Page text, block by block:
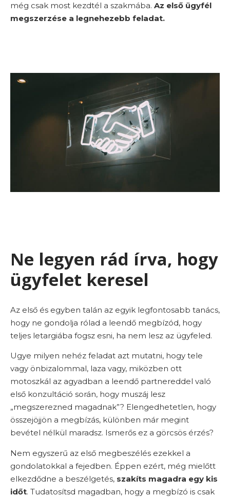
még csak most kezdtél a szakmába. Az első ügyfél
megszerzése a legnehezebb feladat.
Ne legyen rád írva, hogy
ügyfelet keresel
Az első és egyben talán az egyik legfontosabb tanács,
hogy ne gondolja rólad a leendő megbízód, hogy
teljes letargiába fogsz esni, ha nem lesz az ügyfeled.
Ugye milyen nehéz feladat azt mutatni, hogy tele
vagy önbizalommal, laza vagy, miközben ott
motoszkál az agyadban a leendő partnereddel való
első konzultáció során, hogy muszáj lesz
„megszerezned magadnak”? Elengedhetetlen, hogy
összejöjjön a megbízás, különben már megint
bevétel nélkül maradsz. Ismerős ez a görcsös érzés?
Nem egyszerű az első megbeszélés ezekkel a
gondolatokkal a fejedben. Éppen ezért, még mielőtt
elkezdődne a beszélgetés, szakíts magadra egy kis
időt. Tudatosítsd magadban, hogy a megbízó is csak